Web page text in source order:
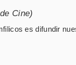
Cine)
es difundir